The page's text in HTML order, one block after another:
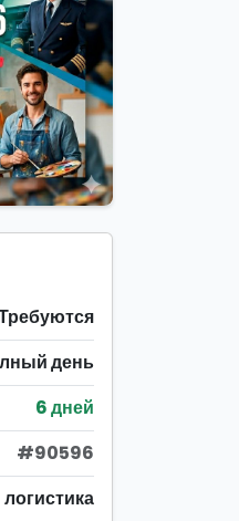
день
6 дней
#90596
логистика